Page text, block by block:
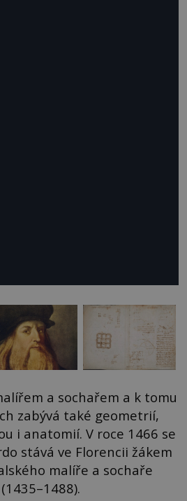
a sochařem a k tomu
zabývá také geometrií,
i anatomií. V roce 1466 se
stává ve Florencii žákem
malíře a sochaře